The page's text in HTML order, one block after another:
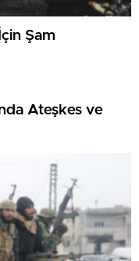
Şam
Ateşkes ve